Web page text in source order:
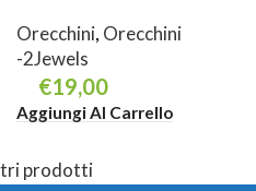
Orecchini, Orecchini
-2Jewels
€19,00
Aggiungi Al Carrello
prodotti